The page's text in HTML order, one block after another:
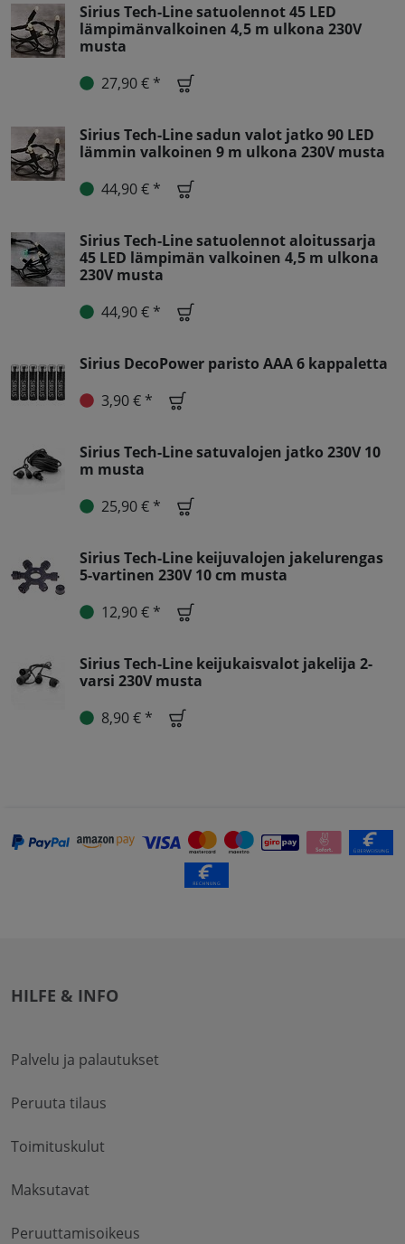
Sirius Tech-Line satuolennot 45 LED
lämpimänvalkoinen 4,5 m ulkona 230V
musta
27,90 € *
Sirius Tech-Line sadun valot jatko 90 LED
lämmin valkoinen 9 m ulkona 230V musta
44,90 € *
Sirius Tech-Line satuolennot aloitussarja
45 LED lämpimän valkoinen 4,5 m ulkona
230V musta
44,90 € *
Sirius DecoPower paristo AAA 6 kappaletta
3,90 € *
Sirius Tech-Line satuvalojen jatko 230V 10
m musta
25,90 € *
Sirius Tech-Line keijuvalojen jakelurengas
5-vartinen 230V 10 cm musta
12,90 € *
Sirius Tech-Line keijukaisvalot jakelija 2-
varsi 230V musta
8,90 € *
HILFE & INFO
Palvelu ja palautukset
Peruuta tilaus
Toimituskulut
Maksutavat
Peruuttamisoikeus